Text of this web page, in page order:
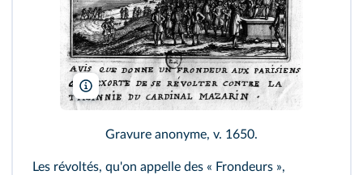
Gravure anonyme, v. 1650.
Les révoltés, qu'on appelle des « Frondeurs »,